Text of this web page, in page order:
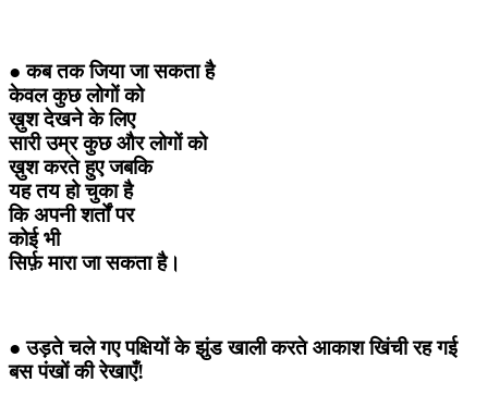
● कब तक जिया जा सकता है
केवल कुछ लोगों को
ख़ुश देखने के लिए
सारी उम्र कुछ और लोगों को
ख़ुश करते हुए जबकि
यह तय हो चुका है
कि अपनी शर्तों पर
कोई भी
सिर्फ़ मारा जा सकता है।
● उड़ते चले गए पक्षियों के झुंड खाली करते आकाश खिंची रह गई
बस पंखों की रेखाएँ!